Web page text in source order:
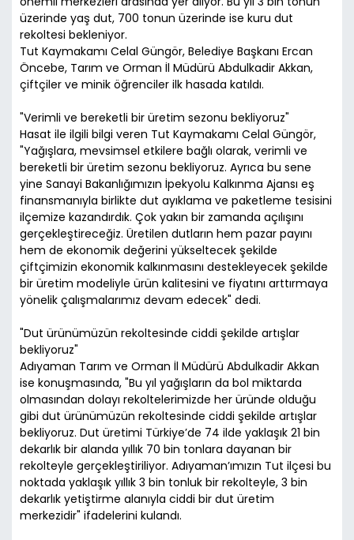
üzerinde yaş dut, 700 tonun üzerinde ise kuru dut
rekoltesi bekleniyor.
Tut Kaymakamı Celal Güngör, Belediye Başkanı Ercan
Öncebe, Tarım ve Orman İl Müdürü Abdulkadir Akkan,
çiftçiler ve minik öğrenciler ilk hasada katıldı.
"Verimli ve bereketli bir üretim sezonu bekliyoruz"
Hasat ile ilgili bilgi veren Tut Kaymakamı Celal Güngör,
"Yağışlara, mevsimsel etkilere bağlı olarak, verimli ve
bereketli bir üretim sezonu bekliyoruz. Ayrıca bu sene
yine Sanayi Bakanlığımızın İpekyolu Kalkınma Ajansı eş
finansmanıyla birlikte dut ayıklama ve paketleme tesisini
ilçemize kazandırdık. Çok yakın bir zamanda açılışını
gerçekleştireceğiz. Üretilen dutların hem pazar payını
hem de ekonomik değerini yükseltecek şekilde
çiftçimizin ekonomik kalkınmasını destekleyecek şekilde
bir üretim modeliyle ürün kalitesini ve fiyatını arttırmaya
yönelik çalışmalarımız devam edecek" dedi.
"Dut ürünümüzün rekoltesinde ciddi şekilde artışlar
bekliyoruz"
Adıyaman Tarım ve Orman İl Müdürü Abdulkadir Akkan
ise konuşmasında, "Bu yıl yağışların da bol miktarda
olmasından dolayı rekoltelerimizde her üründe olduğu
gibi dut ürünümüzün rekoltesinde ciddi şekilde artışlar
bekliyoruz. Dut üretimi Türkiye’de 74 ilde yaklaşık 21 bin
dekarlık bir alanda yıllık 70 bin tonlara dayanan bir
rekolteyle gerçekleştiriliyor. Adıyaman’ımızın Tut ilçesi bu
noktada yaklaşık yıllık 3 bin tonluk bir rekolteyle, 3 bin
dekarlık yetiştirme alanıyla ciddi bir dut üretim
merkezidir" ifadelerini kulandı.